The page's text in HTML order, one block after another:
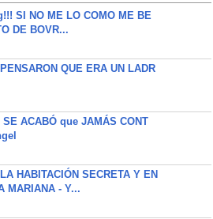
SI NO ME LO COMO ME BE
DE BOVR...
QUE ERA UN LADR
ACABÓ que JAMÁS CONT
HABITACIÓN SECRETA Y EN
MARIANA - Y...